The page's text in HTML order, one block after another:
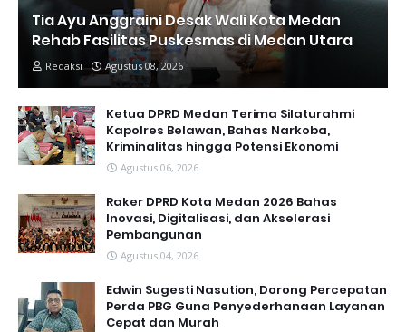
Tia Ayu Anggraini Desak Wali Kota Medan
Rehab Fasilitas Puskesmas di Medan Utara
Redaksi Agustus 08, 2026
Ketua DPRD Medan Terima Silaturahmi
Kapolres Belawan, Bahas Narkoba,
Kriminalitas hingga Potensi Ekonomi
Agustus 06, 2026
Raker DPRD Kota Medan 2026 Bahas
Inovasi, Digitalisasi, dan Akselerasi
Pembangunan
Agustus 04, 2026
Edwin Sugesti Nasution, Dorong Percepatan
Perda PBG Guna Penyederhanaan Layanan
Cepat dan Murah